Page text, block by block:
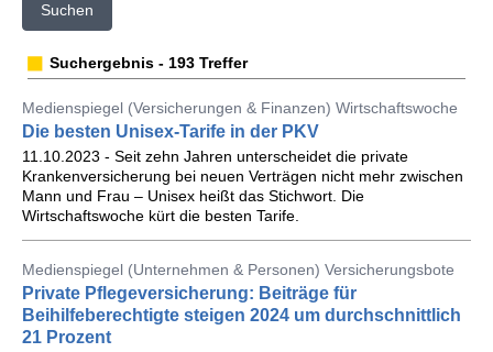
Suchen
Suchergebnis - 193 Treffer
Medienspiegel (Versicherungen & Finanzen) Wirtschaftswoche
Die besten Unisex-Tarife in der PKV
11.10.2023 - Seit zehn Jahren unterscheidet die private
Krankenversicherung bei neuen Verträgen nicht mehr zwischen
Mann und Frau – Unisex heißt das Stichwort. Die
Wirtschaftswoche kürt die besten Tarife.
Medienspiegel (Unternehmen & Personen) Versicherungsbote
Private Pflegeversicherung: Beiträge für
Beihilfeberechtigte steigen 2024 um durchschnittlich
21 Prozent